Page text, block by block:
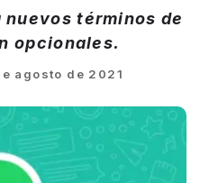
términos de
opcionales.
agosto de 2021